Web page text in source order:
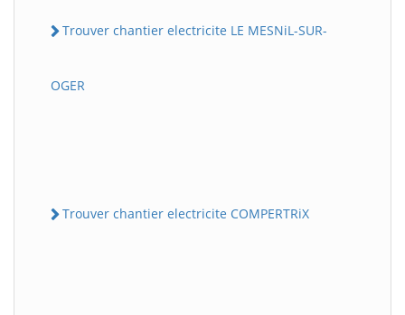
Trouver chantier electricite LE MESNiL-SUR-
OGER
Trouver chantier electricite COMPERTRiX